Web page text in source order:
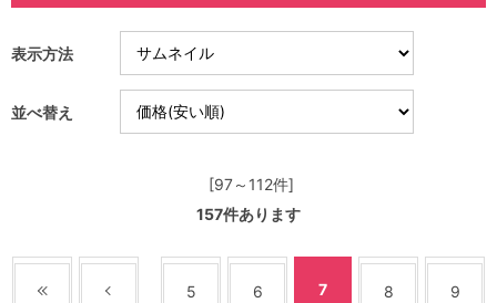
表示方法
並べ替え
[97～112件]
157件あります
5 6 7 8 9